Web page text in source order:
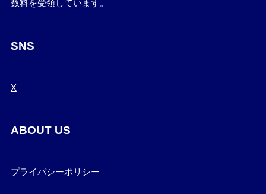
数料を受領しています。
SNS
X
ABOUT US
プライバシーポリシー